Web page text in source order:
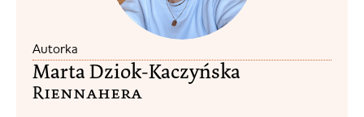
Autorka
Marta Dziok-Kaczyńska
Riennahera​